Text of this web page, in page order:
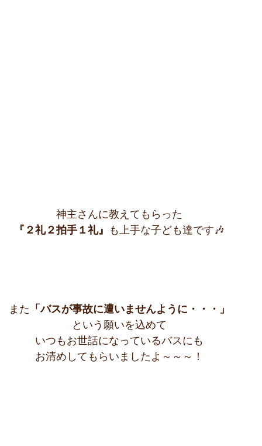
神主さんに教えてもらった
『２礼２拍手１礼』 も上手な子ども達です🎶
また 「バスが事故に遭いませんように・・・」
という願いを込めて
いつもお世話になっているバスにも
お清めしてもらいましたよ～～～！